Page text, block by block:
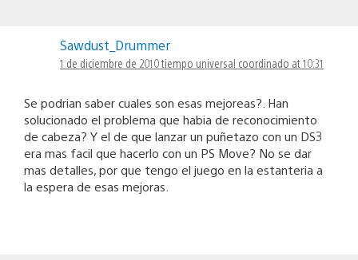
Sawdust_Drummer
1 de diciembre de 2010 tiempo universal coordinado at 10:31
Se podrian saber cuales son esas mejoreas?. Han
solucionado el problema que habia de reconocimiento
de cabeza? Y el de que lanzar un puñetazo con un DS3
era mas facil que hacerlo con un PS Move? No se dar
mas detalles, por que tengo el juego en la estanteria a
la espera de esas mejoras.